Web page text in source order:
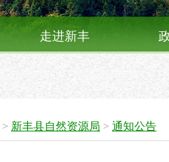
走进新丰
> 新丰县自然资源局 > 通知公告